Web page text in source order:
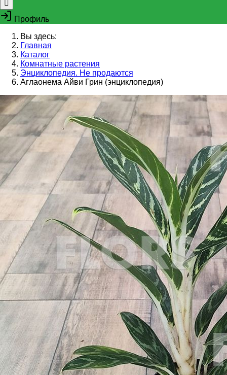
Профиль
Вы здесь:
Главная
Каталог
Комнатные растения
Энциклопедия. Не продаются
Аглаонема Айви Грин (энциклопедия)